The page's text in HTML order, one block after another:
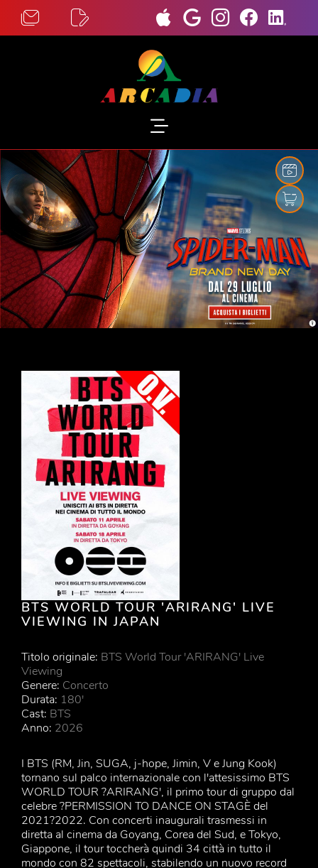
BTS WORLD TOUR 'ARIRANG' LIVE
VIEWING IN JAPAN
Titolo originale: BTS World Tour 'ARIRANG' Live
Viewing
Genere: Concerto
Durata: 180'
Cast: BTS
Anno: 2026
I BTS (RM, Jin, SUGA, j-hope, Jimin, V e Jung Kook)
tornano sul palco internazionale con l'attesissimo BTS
WORLD TOUR ?ARIRANG', il primo tour di gruppo dal
celebre ?PERMISSION TO DANCE ON STAGÈ del
2021?2022. Con concerti inaugurali trasmessi in
diretta al cinema da Goyang, Corea del Sud, e Tokyo,
Giappone, il tour toccherà quindi 34 città in tutto il
mondo con 82 spettacoli, stabilendo un nuovo record